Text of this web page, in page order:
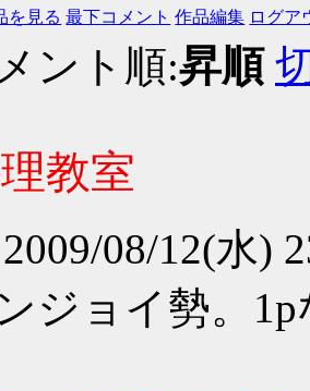
を見る 最下コメント 作品編集 ログア
ント順:昇順
教室
2009/08/12(水)
ジョイ勢。1p